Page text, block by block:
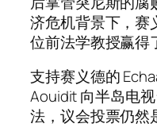
济危机背景下，赛
位前法学教授赢得
支持赛义德的
Aouidit 向半岛电
法，议会投票仍然